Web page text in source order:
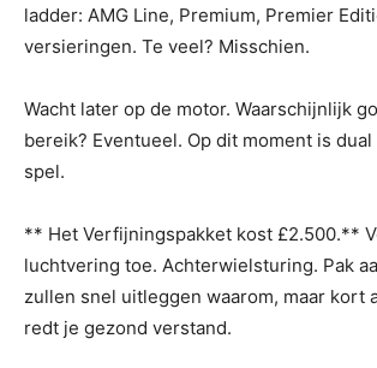
ladder: AMG Line, Premium, Premier
versieringen. Te veel? Misschien.
Wacht later op de motor. Waarschijnlijk
bereik? Eventueel. Op dit moment is
spel.
** Het Verfijningspakket kost £2.500.**
luchtvering toe. Achterwielsturing. Pak
zullen snel uitleggen waarom, maar kort
redt je gezond verstand.